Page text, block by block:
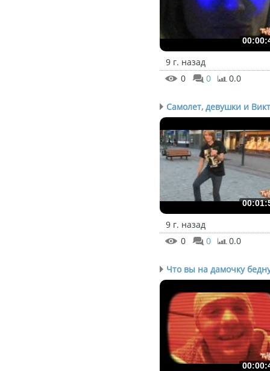
9 г. назад
0
0 0.0
Самолет, девушки и
9 г. назад
0
0 0.0
Что вы на дамочку